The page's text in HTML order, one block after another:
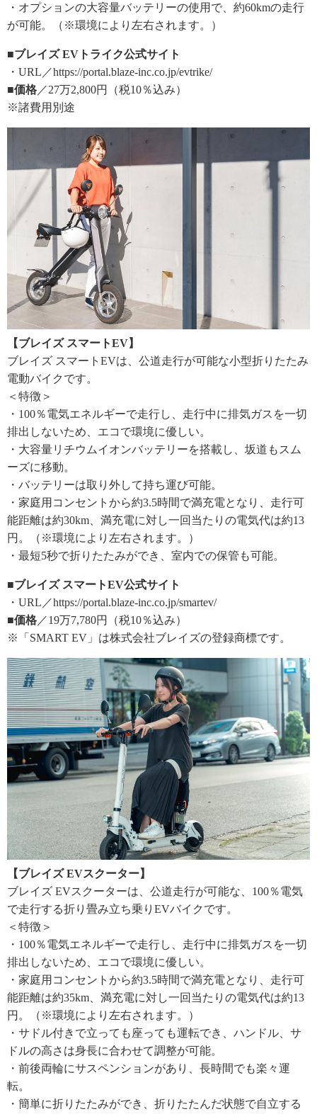
・オプションの大容量バッテリーの使用で、約60kmの走行
が可能。（※環境により左右されます。）
■ブレイズ EVトライク公式サイト
・URL／https://portal.blaze-inc.co.jp/evtrike/
■価格 ／27万2,800円（税10％込み）
※諸費用別途
【ブレイズ スマートEV】
ブレイズ スマートEVは、公道走行が可能な小型折りたたみ
電動バイクです。
＜特徴＞
・100％電気エネルギーで走行し、走行中に排気ガスを一切
排出しないため、エコで環境に優しい。
・大容量リチウムイオンバッテリーを搭載し、坂道もスム
ーズに移動。
・バッテリーは取り外して持ち運び可能。
・家庭用コンセントから約3.5時間で満充電となり、走行可
能距離は約30km、満充電に対し一回当たりの電気代は約13
円。（※環境により左右されます。）
・最短5秒で折りたたみができ、室内での保管も可能。
■ブレイズ スマートEV公式サイト
・URL／https://portal.blaze-inc.co.jp/smartev/
■価格 ／19万7,780円（税10％込み）
※「SMART EV」は株式会社ブレイズの登録商標です。
【ブレイズ EVスクーター】
ブレイズ EVスクーターは、公道走行が可能な、100％電気
で走行する折り畳み立ち乗りEVバイクです。
＜特徴＞
・100％電気エネルギーで走行し、走行中に排気ガスを一切
排出しないため、エコで環境に優しい。
・家庭用コンセントから約3.5時間で満充電となり、走行可
能距離は約35km、満充電に対し一回当たりの電気代は約13
円。（※環境により左右されます。）
・サドル付きで立っても座っても運転でき、ハンドル、サ
ドルの高さは身長に合わせて調整が可能。
・前後両輪にサスペンションがあり、長時間でも楽々運
転。
・簡単に折りたたみができ、折りたたんだ状態で自立する